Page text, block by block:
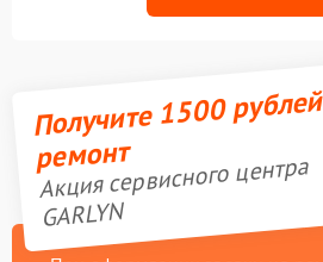
Получите 1500
ремонт
Акция сервисного центра
GARLYN